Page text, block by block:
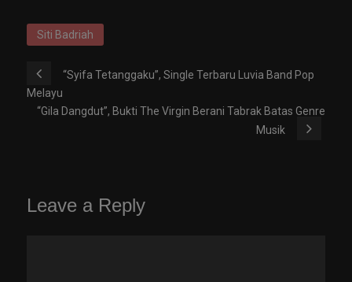
Siti Badriah
“Syifa Tetanggaku”, Single Terbaru Luvia Band Pop
Melayu
“Gila Dangdut”, Bukti The Virgin Berani Tabrak Batas Genre
Musik
Leave a Reply